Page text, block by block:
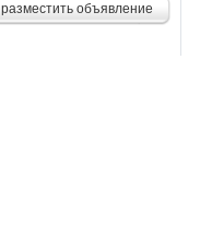
разместить объявление